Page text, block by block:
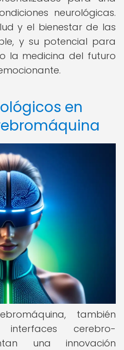
neurológicas.
y el bienestar de las
y su potencial para
la medicina del futuro
en
también
cerebro-
una innovación